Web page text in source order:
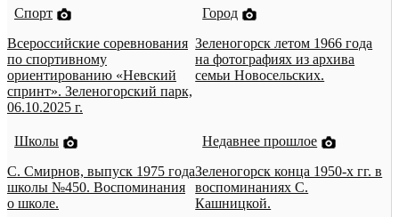
Спорт
Всероссийские соревнования
по спортивному
ориентированию «Невский
спринт». Зеленогорский парк,
06.10.2025 г.
Город
Зеленогорск летом 1966 года
на фотографиях из архива
семьи Новосельских.
Школы
С. Смирнов, выпуск 1975 года
школы №450. Воспоминания
о школе.
Недавнее прошлое
Зеленогорск конца 1950-х гг. в
воспоминаниях С.
Кашницкой.